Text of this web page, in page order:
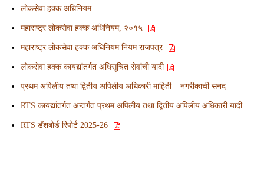
लोकसेवा हक्क अधिनियम
महाराष्ट्र लोकसेवा हक्क अधिनियम, २०१५
महाराष्ट्र लोकसेवा हक्क अधिनियम नियम राजपत्र
लोकसेवा हक्क कायद्यांतर्गत अधिसूचित सेवांची यादी
प्रथम अपिलीय तथा द्वितीय अपिलीय अधिकारी माहिती – नगरीकाची सनद
RTS कायद्यांतर्गत अन्तर्गत प्रथम अपिलीय तथा द्वितीय अपिलीय अधिकारी यादी
RTS डॅशबोर्ड रिपोर्ट 2025-26